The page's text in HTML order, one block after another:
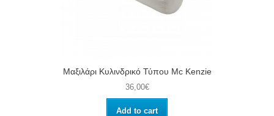
Μαξιλάρι Κυλινδρικό Τύπου Μc Kenzie
36,00€
Add to cart